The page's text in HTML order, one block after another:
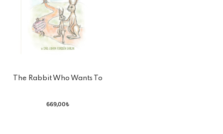
The Rabbit Who Wants To
669,00₺